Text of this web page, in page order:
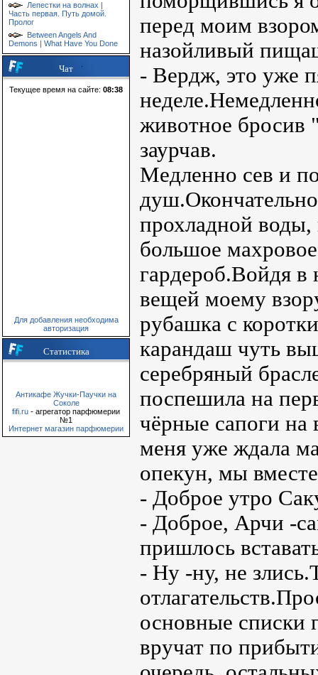
Лепестки на волнах |
Часть первая. Путь домой.
Пролог
Between Angels And
Demons | What Have You Done
Чат
Текущее время на сайте: 08:38
Для добавления необходима
авторизация
Статистика
Антикафе Жучки-Паучки на
Соколе
fifi.ru - агрегатор парфюмерии
№1
Интернет магазин парфюмерии
перед моим
назойливый
- Вердж, это уже
животное бросив
заурчав.
Медленно сев и
прохладной воды,
большое
гардероб.Войдя
вещей моему
рубашка с
карандаш чуть
серебряный
поспешила на
чёрные сапоги на
меня уже ждала
опекун, мы
- Доброе утро
- Доброе, Арчи -
пришлось
- Ну -ну, не
основные списки
вручат по